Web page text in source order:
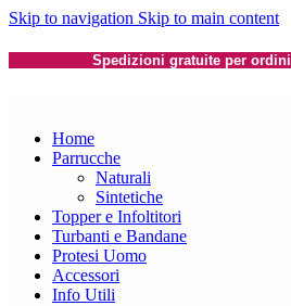
Skip to navigation Skip to main content
Spedizioni gratuite per
Home
Parrucche
Naturali
Sintetiche
Topper e Infoltitori
Turbanti e Bandane
Protesi Uomo
Accessori
Info Utili